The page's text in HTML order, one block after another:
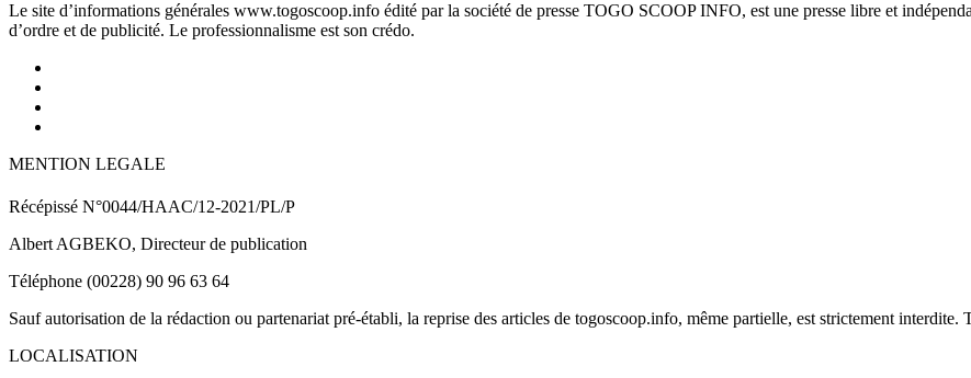
Le site d’informations générales www.togoscoop.info édité par la société de presse TOGO SCOOP INFO, est une presse libre et
d’ordre et de publicité. Le professionnalisme est son crédo.
MENTION LEGALE
Récépissé N°0044/HAAC/12-2021/PL/P
Albert AGBEKO, Directeur de publication
Téléphone (00228) 90 96 63 64
Sauf autorisation de la rédaction ou partenariat pré-établi, la reprise des articles de togoscoop.info, même partielle, est strictement interdite.
LOCALISATION